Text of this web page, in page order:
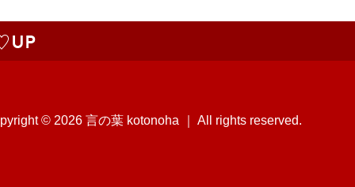
© 2026 言の葉 kotonoha ｜ All rights reserved.